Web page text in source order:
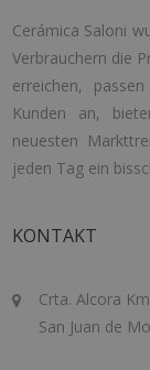
Cerámica Saloni
Verbrauchern die
erreichen,
Kunden an,
neuesten
jeden Tag ein
KONTAKT
Crta. Alcora
San Juan de